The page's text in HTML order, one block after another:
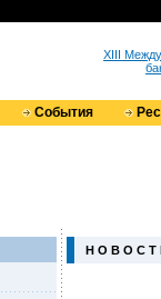
XIII
События
Н О В О С Т